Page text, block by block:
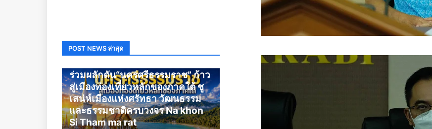
POST NEWS ล่าสุด
ร่วมผลักดัน“นครศรีธรรมราช” ก้าว
สู่เมืองท่องเที่ยวหลักของภาคใต้ ชู
เสน่ห์เมืองแห่งศรัทธา วัฒนธรรม
และธรรมชาติครบวงจร Na khon
Si Tham ma rat